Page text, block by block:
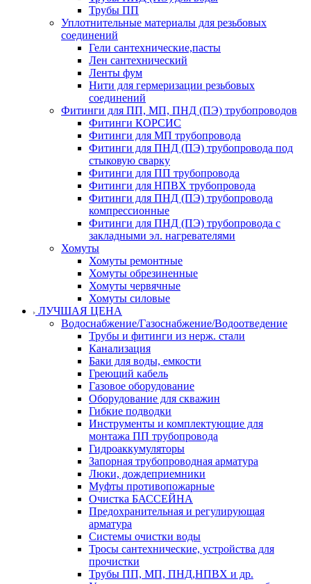
Трубы ПП
Уплотнительные материалы для резьбовых
соединений
Гели сантехнические,пасты
Лен сантехнический
Ленты фум
Нити для гермеризации резьбовых
соединений
Фитинги для ПП, МП, ПНД (ПЭ) трубопроводов
Фитинги КОРСИС
Фитинги для МП трубопровода
Фитинги для ПНД (ПЭ) трубопровода под
стыковую сварку
Фитинги для ПП трубопровода
Фитинги для НПВХ трубопровода
Фитинги для ПНД (ПЭ) трубопровода
компрессионные
Фитинги для ПНД (ПЭ) трубопровода с
закладными эл. нагревателями
Хомуты
Хомуты ремонтные
Хомуты обрезиненные
Хомуты червячные
Хомуты силовые
ЛУЧШАЯ ЦЕНА
Водоснабжение/Газоснабжение/Водоотведение
Трубы и фитинги из нерж. стали
Канализация
Баки для воды, емкости
Греющий кабель
Газовое оборудование
Оборудование для скважин
Гибкие подводки
Инструменты и комплектующие для
монтажа ПП трубопровода
Гидроаккумуляторы
Запорная трубопроводная арматура
Люки, дождеприемники
Муфты противопожарные
Очистка БАССЕЙНА
Предохранительная и регулирующая
арматура
Системы очистки воды
Тросы сантехнические, устройства для
прочистки
Трубы ПП, МП, ПНД,НПВХ и др.